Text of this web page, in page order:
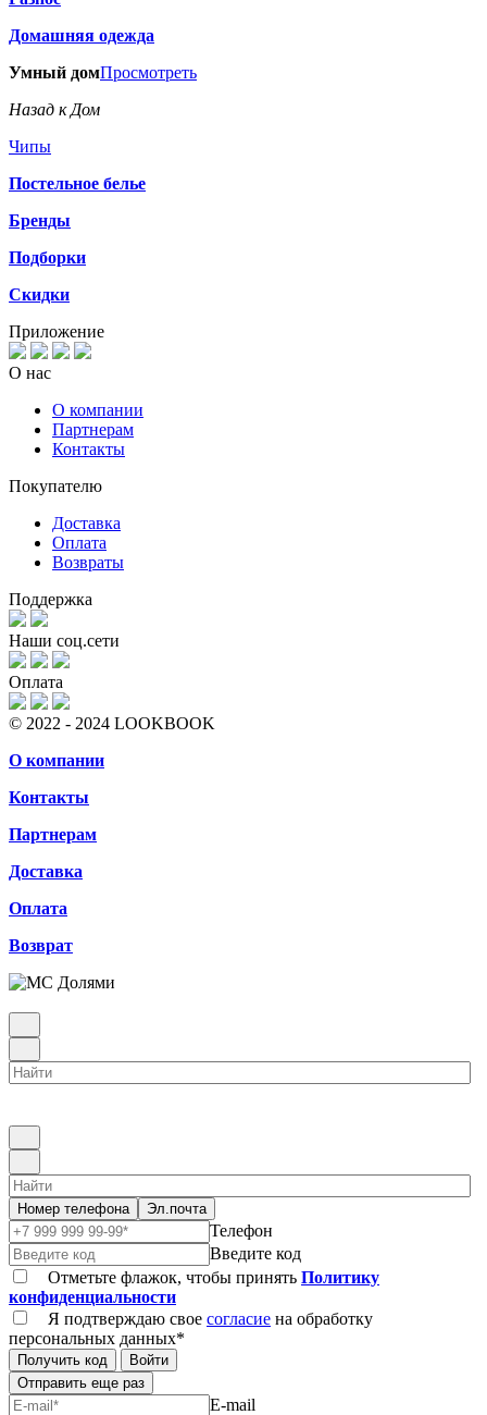
Домашняя одежда
Умный домПросмотреть
Назад к Дом
Чипы
Постельное белье
Бренды
Подборки
Скидки
Приложение
О нас
О компании
Партнерам
Контакты
Покупателю
Доставка
Оплата
Возвраты
Поддержка
Наши соц.сети
Оплата
© 2022 - 2024 LOOKBOOK
О компании
Контакты
Партнерам
Доставка
Оплата
Возврат
Номер телефона Эл.почта
Телефон
Введите код
Отметьте флажок, чтобы принять Политику
конфиденциальности
Я подтверждаю свое согласие на обработку
персональных данных*
Получить код
Войти
Отправить еще раз
E-mail